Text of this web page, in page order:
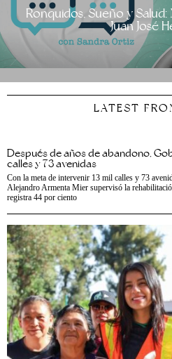
Ronquidos, Sueño y
Juan José
LATEST
Después de años de abandono,
calles y 73 avenidas
Con la meta de intervenir 13 mil calles y 73
Alejandro Armenta Mier supervisó la
registra 44 por ciento